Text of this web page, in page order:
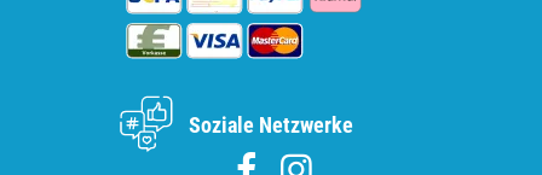
Soziale Netzwerke